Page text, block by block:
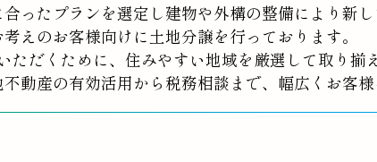
ったプランを選定し建物や外構の整備により新し
えのお客様向けに土地分譲を行っております。
だくために、住みやすい地域を厳選して取り揃
動産の有効活用から税務相談まで、幅広くお客様